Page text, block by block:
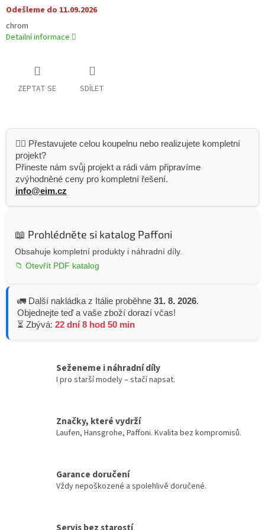
Odešleme do 11.09.2026
chrom
Detailní informace
ZEPTAT SE SDÍLET
👷‍♂️ Přestavujete celou koupelnu nebo realizujete kompletní
projekt?
Přineste nám svůj projekt a rádi vám připravíme
zvýhodněné ceny pro kompletní řešení.
info@eim.cz
📖 Prohlédněte si katalog Paffoni
Obsahuje kompletní produkty i náhradní díly.
📁 Otevřít PDF katalog
🚛 Další nakládka z Itálie proběhne 31. 8. 2026.
Objednejte teď a vaše zboží dorazí včas!
⏳ Zbývá: 22 dní 8 hod 50 min
Seženeme i náhradní díly
I pro starší modely – stačí napsat.
Značky, které vydrží
Laufen, Hansgrohe, Paffoni. Kvalita bez kompromisů.
Garance doručení
Vždy nepoškozené a spolehlivě doručené.